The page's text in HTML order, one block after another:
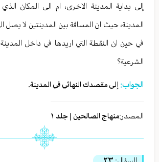
إلى بداية المدينة الاخرى، ام الى المكان
المدينة، حيث ان المسافة بين المدينتين لا يصل
في حين ان النقطة التي اريدها في داخل
الشرعية؟
الجواب: إلى مقصدك النهائي في المدينة.
المصدر:منهاج الصالحين | جلد ١